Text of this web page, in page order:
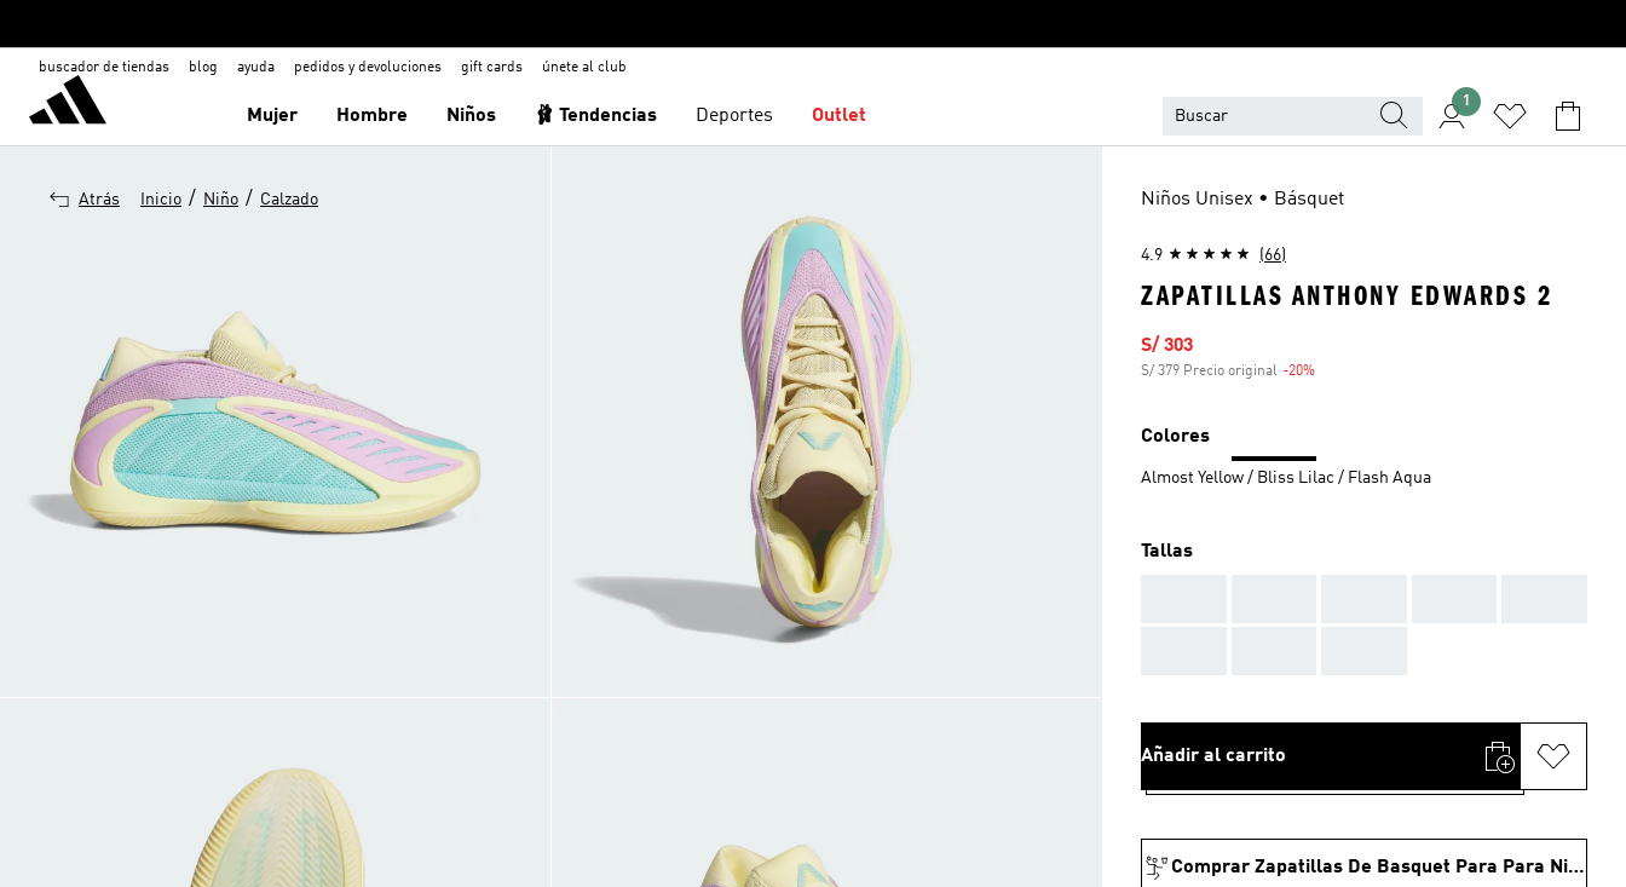
buscador de tiendas blog ayuda pedidos y devoluciones gift cards únete al club
Mujer Hombre Niños 🩰 Tendencias Deportes Outlet
1
Atrás Inicio / Niño / Calzado Niños Unisex • Básquet
4.9 (66)
ZAPATILLAS ANTHONY EDWARDS 2
Precio de venta
S/ 303
S/ 379 Precio original -20%
Colores
Almost Yellow / Bliss Lilac / Flash Aqua
Tallas
Añadir al carrito
Comprar Zapatillas De Basquet Para Para Niños